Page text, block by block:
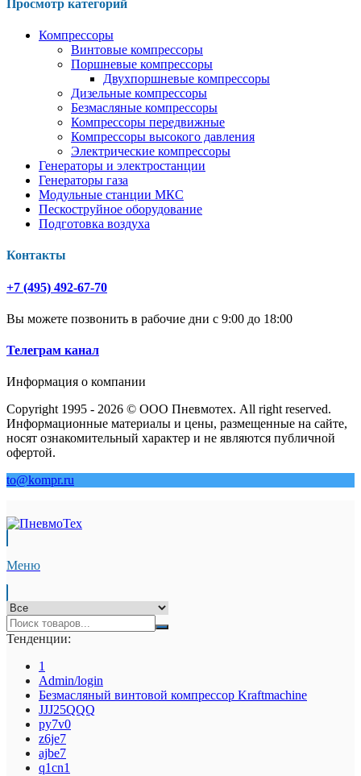
Просмотр категорий
Компрессоры
Винтовые компрессоры
Поршневые компрессоры
Двухпоршневые компрессоры
Дизельные компрессоры
Безмасляные компрессоры
Компрессоры передвижные
Компрессоры высокого давления
Электрические компрессоры
Генераторы и электростанции
Генераторы газа
Модульные станции МКС
Пескоструйное оборудование
Подготовка воздуха
Контакты
+7 (495) 492-67-70
Вы можете позвонить в рабочие дни с 9:00 до 18:00
Телеграм канал
Информация о компании
Copyright 1995 - 2026 © ООО Пневмотех. All right reserved.
Информационные материалы и цены, размещенные на сайте,
носят ознакомительный характер и не являются публичной
офертой.
to@kompr.ru
Меню
Тенденции:
1
Admin/login
Безмасляный винтовой компрессор Kraftmaсhine
JJJ25QQQ
py7v0
z6je7
ajbe7
q1cn1